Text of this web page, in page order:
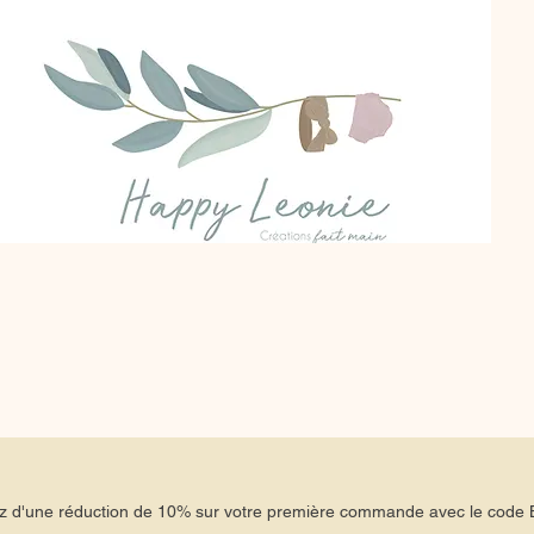
d'une réduction de 10% sur votre première commande avec le code